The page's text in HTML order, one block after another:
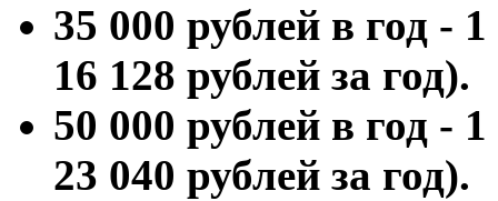
35 000 рублей в год -
16 128 рублей за год).
50 000 рублей в год -
23 040 рублей за год).